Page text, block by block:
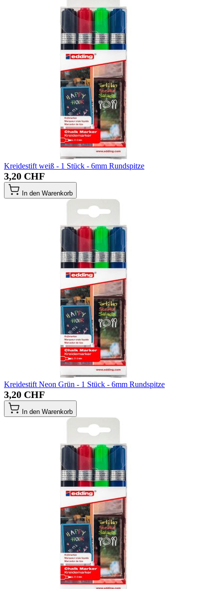
Kreidestift weiß - 1 Stück - 6mm Rundspitze
3,20 CHF
In den Warenkorb
Kreidestift Neon Grün - 1 Stück - 6mm Rundspitze
3,20 CHF
In den Warenkorb